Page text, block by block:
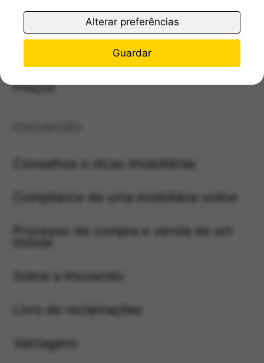
Alterar preferências
Guardar
A nossa equipa
Carreiras na imovendo
Preços
Conselhos e dicas imobiliárias
Compliance de uma imobiliária online
Processo de compra e venda de um
Sobre a imovendo
Livro de reclamações
Vantagens